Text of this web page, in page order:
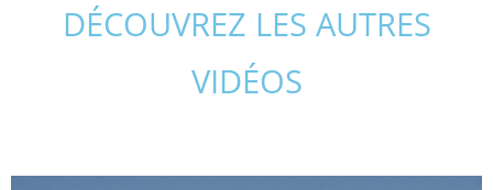
DÉCOUVREZ LES AUTRES
VIDÉOS